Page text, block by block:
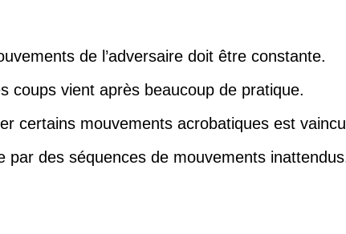
de l’adversaire doit être constante.
coups vient après beaucoup de pratique.
certains mouvements acrobatiques est
des séquences de mouvements